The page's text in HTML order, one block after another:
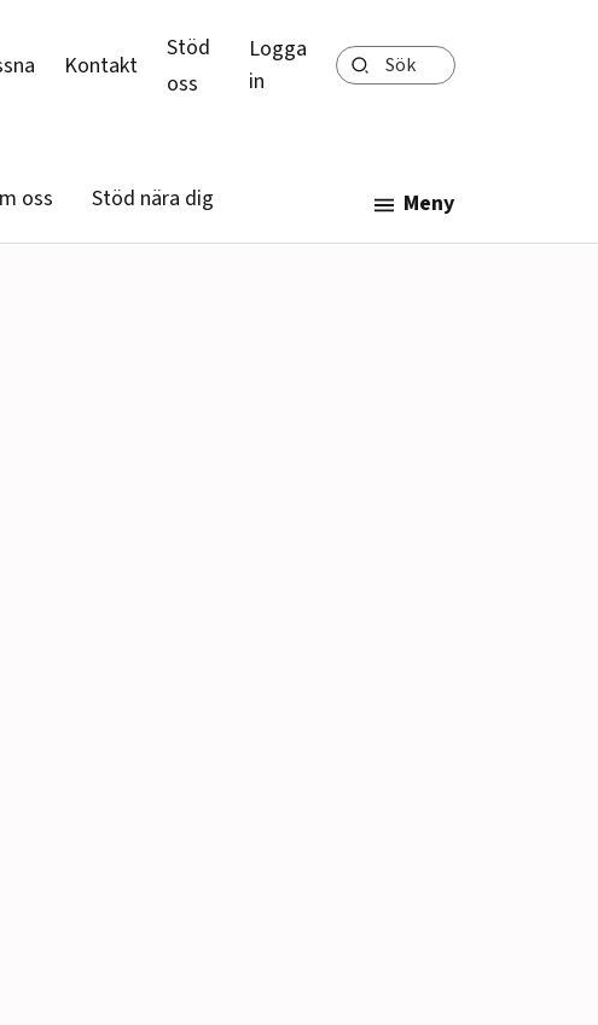
Kontakt
Stöd
oss
Logga
in
Sök
oss Stöd nära dig Meny